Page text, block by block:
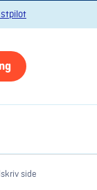
side